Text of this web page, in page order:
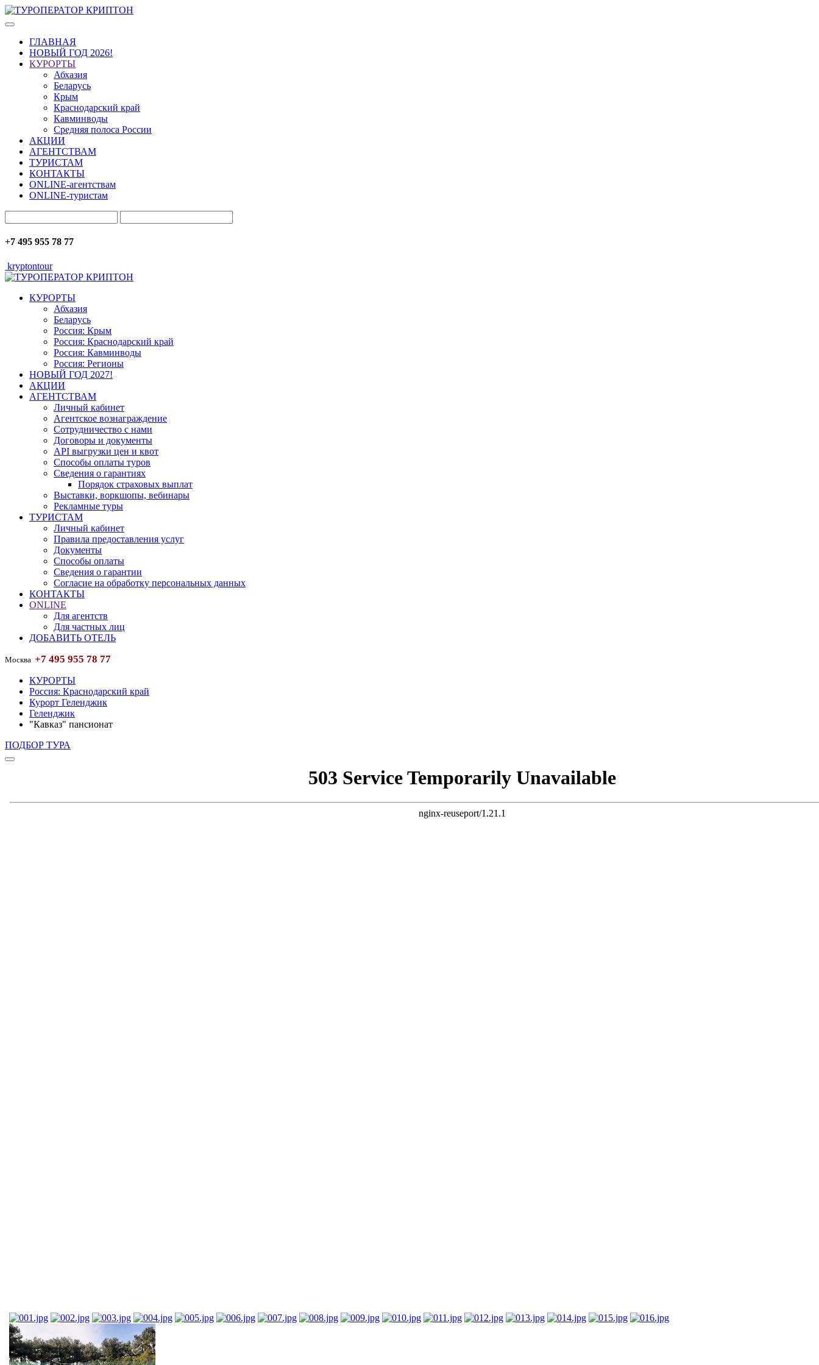
ГЛАВНАЯ
НОВЫЙ ГОД 2026!
КУРОРТЫ
Абхазия
Беларусь
Крым
Краснодарский край
Кавминводы
Средняя полоса России
АКЦИИ
АГЕНТСТВАМ
ТУРИСТАМ
КОНТАКТЫ
ONLINE-агентствам
ONLINE-туристам
+7 495 955 78 77
kryptontour
КУРОРТЫ
Абхазия
Беларусь
Россия: Крым
Россия: Краснодарский край
Россия: Кавминводы
Россия: Регионы
НОВЫЙ ГОД 2027!
АКЦИИ
АГЕНТСТВАМ
Личный кабинет
Агентское вознаграждение
Сотрудничество с нами
Договоры и документы
API выгрузки цен и квот
Способы оплаты туров
Сведения о гарантиях
Порядок страховых выплат
Выставки, воркшопы, вебинары
Рекламные туры
ТУРИСТАМ
Личный кабинет
Правила предоставления услуг
Документы
Способы оплаты
Сведения о гарантии
Согласие на обработку персональных данных
КОНТАКТЫ
ONLINE
Для агентств
Для частных лиц
ДОБАВИТЬ ОТЕЛЬ
Москва +7 495 955 78 77
КУРОРТЫ
Россия: Краснодарский край
Курорт Геленджик
Геленджик
"Кавказ" пансионат
ПОДБОР ТУРА